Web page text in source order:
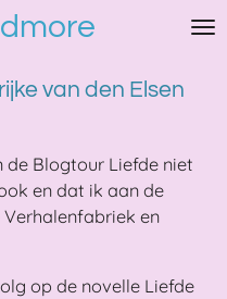
van den Elsen
de Blogtour Liefde niet
en dat ik aan de
en
op de novelle Liefde